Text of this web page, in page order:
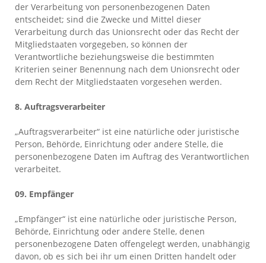
der Verarbeitung von personenbezogenen Daten
entscheidet; sind die Zwecke und Mittel dieser
Verarbeitung durch das Unionsrecht oder das Recht der
Mitgliedstaaten vorgegeben, so können der
Verantwortliche beziehungsweise die bestimmten
Kriterien seiner Benennung nach dem Unionsrecht oder
dem Recht der Mitgliedstaaten vorgesehen werden.
8. Auftragsverarbeiter
„Auftragsverarbeiter“ ist eine natürliche oder juristische
Person, Behörde, Einrichtung oder andere Stelle, die
personenbezogene Daten im Auftrag des Verantwortlichen
verarbeitet.
09. Empfänger
„Empfänger“ ist eine natürliche oder juristische Person,
Behörde, Einrichtung oder andere Stelle, denen
personenbezogene Daten offengelegt werden, unabhängig
davon, ob es sich bei ihr um einen Dritten handelt oder